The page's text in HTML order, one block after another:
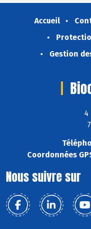
Accueil
Gestion
4
Coordonnées
Nous suivre sur